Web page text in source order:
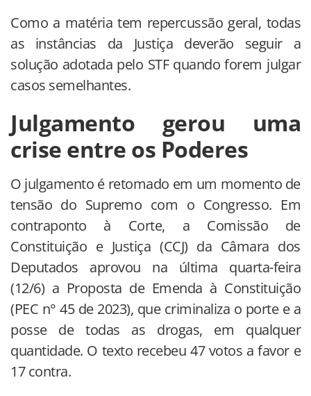
Como a matéria tem repercussão geral, todas
as instâncias da Justiça deverão seguir a
solução adotada pelo STF quando forem julgar
casos semelhantes.
Julgamento gerou uma
crise entre os Poderes
O julgamento é retomado em um momento de
tensão do Supremo com o Congresso. Em
contraponto à Corte, a Comissão de
Constituição e Justiça (CCJ) da Câmara dos
Deputados aprovou na última quarta-feira
(12/6) a Proposta de Emenda à Constituição
(PEC n° 45 de 2023), que criminaliza o porte e a
posse de todas as drogas, em qualquer
quantidade. O texto recebeu 47 votos a favor e
17 contra.